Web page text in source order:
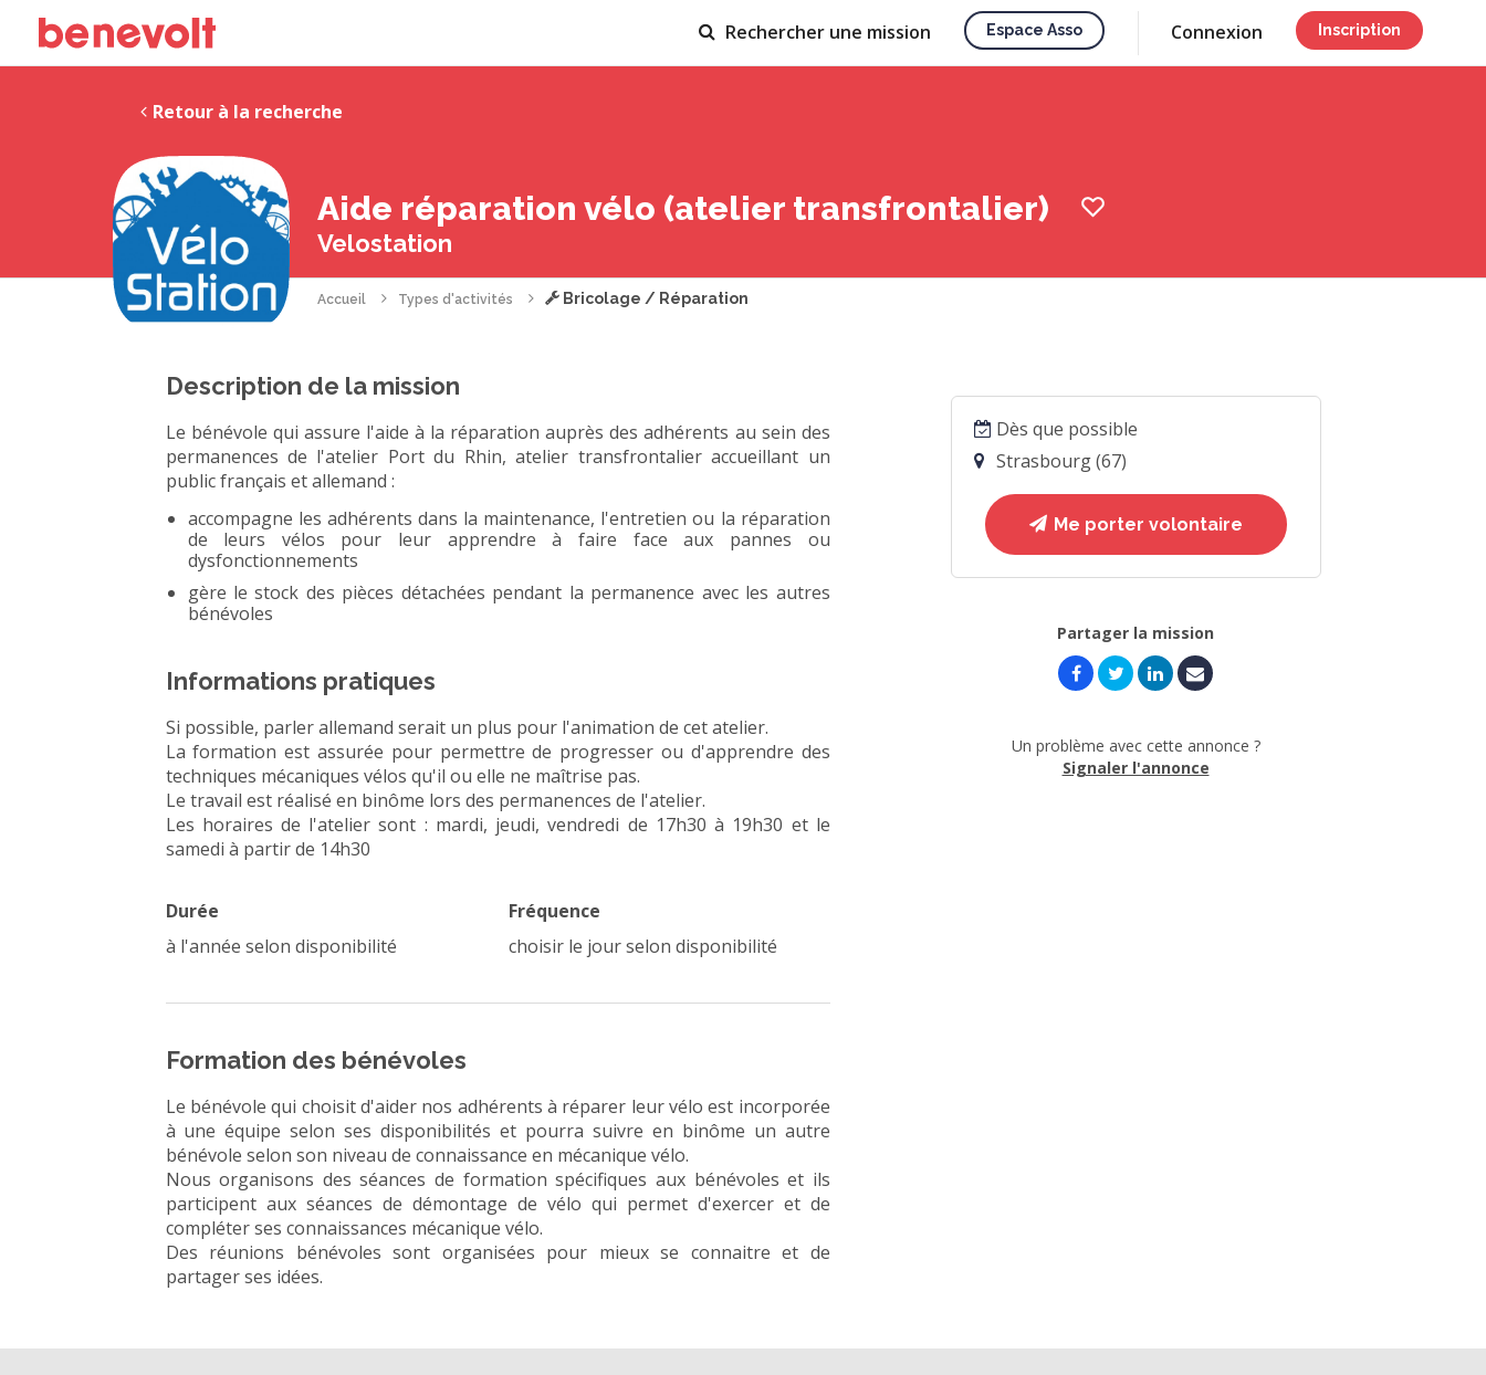
Rechercher une mission Espace Asso Connexion Inscription
Retour à la recherche
Aide réparation vélo (atelier transfrontalier)
Velostation
Accueil Types d'activités Bricolage / Réparation
Description de la mission
Le bénévole qui assure l'aide à la réparation auprès des adhérents au sein des
permanences de l'atelier Port du Rhin, atelier transfrontalier accueillant un
public français et allemand :
accompagne les adhérents dans la maintenance, l'entretien ou la réparation
de leurs vélos pour leur apprendre à faire face aux pannes ou
dysfonctionnements
gère le stock des pièces détachées pendant la permanence avec les autres
bénévoles
Informations pratiques
Si possible, parler allemand serait un plus pour l'animation de cet atelier.
La formation est assurée pour permettre de progresser ou d'apprendre des
techniques mécaniques vélos qu'il ou elle ne maîtrise pas.
Le travail est réalisé en binôme lors des permanences de l'atelier.
Les horaires de l'atelier sont : mardi, jeudi, vendredi de 17h30 à 19h30 et le
samedi à partir de 14h30
Durée
à l'année selon disponibilité
Fréquence
choisir le jour selon disponibilité
Formation des bénévoles
Le bénévole qui choisit d'aider nos adhérents à réparer leur vélo est incorporée
à une équipe selon ses disponibilités et pourra suivre en binôme un autre
bénévole selon son niveau de connaissance en mécanique vélo.
Nous organisons des séances de formation spécifiques aux bénévoles et ils
participent aux séances de démontage de vélo qui permet d'exercer et de
compléter ses connaissances mécanique vélo.
Des réunions bénévoles sont organisées pour mieux se connaitre et de
partager ses idées.
Dès que possible
Strasbourg (67)
Me porter volontaire
Partager la mission
Un problème avec cette annonce ?
Signaler l'annonce